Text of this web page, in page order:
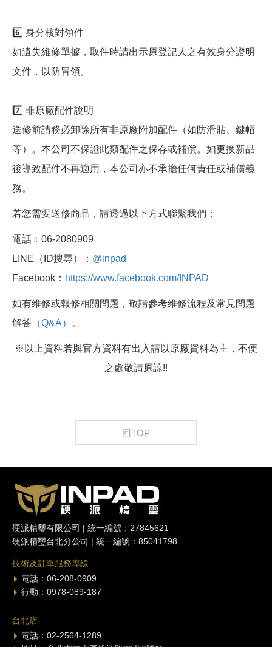
6️⃣ 身分核對領件
如遺失維修單據，取件時請出示原登記人之有效身分證明
文件，以防冒領。
7️⃣ 非原廠配件說明
送修前請務必卸除所有非原廠附加配件（如防滑貼、鍵帽
等）。本公司不保證此類配件之保存或補償。如更換新品
後導致配件不再適用，本公司亦不承擔任何責任或補償義
務。
若您需要送修商品，請透過以下方式聯繫我們：
電話：06-2080909
LINE（ID搜尋）： @inpad
Facebook： https://www.facebook.com/INPAD
如有維修或報修相關問題，敬請參考維修流程及常見問題
解答 （Q&A） 。
※以上資料若與官方資料有出入請以原廠資料為主，不便
之處敬請原諒!!
回TOP
硬派精璽有限公司 | 統一編號：27845621
硬派精璽台北分公司 | 統一編號：85041798
技術及訂單服務專線
電話：06-208-0909
行動：0978-089-187
台北店
電話：02-2564-1289